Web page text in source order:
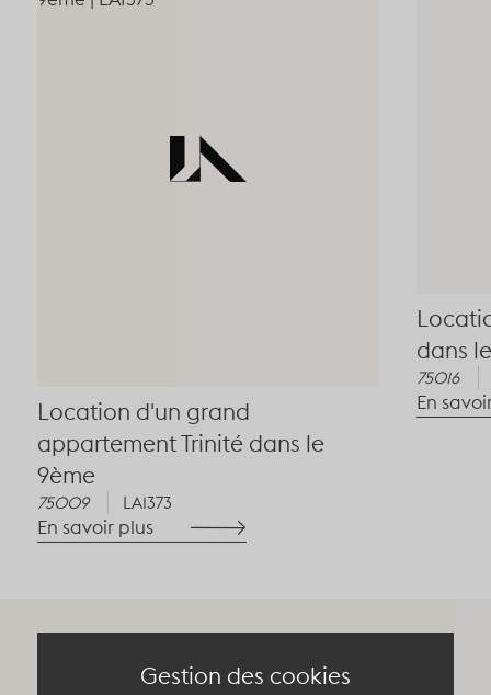
Location d'un grand
appartement Trinité dans le
9ème
75009 LA1373
En savoir plus
dans
75016
En
Gestion des cookies